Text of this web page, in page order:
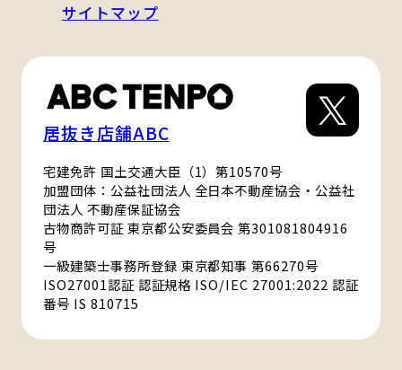
サイトマップ
居抜き店舗ABC
宅建免許 国土交通大臣（1）第10570号
加盟団体：公益社団法人 全日本不動産協会・公益社
団法人 不動産保証協会
古物商許可証 東京都公安委員会 第301081804916
号
一級建築士事務所登録 東京都知事 第66270号
ISO27001認証 認証規格 ISO/IEC 27001:2022 認証
番号 IS 810715